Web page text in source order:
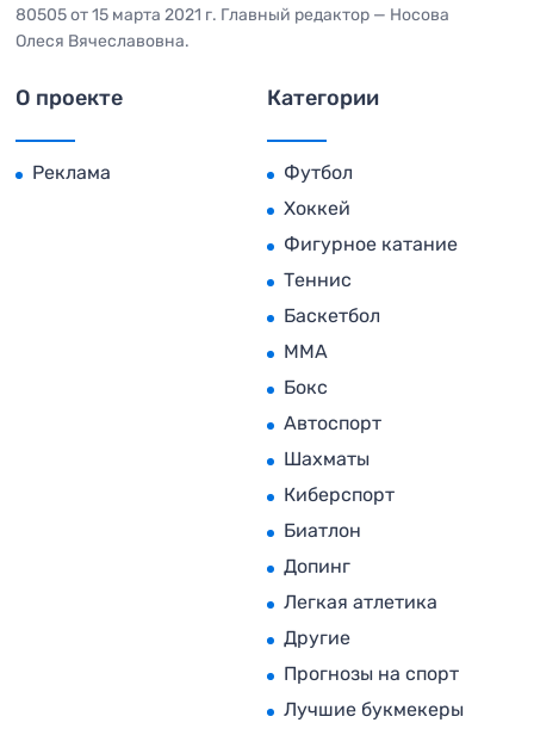
80505 от 15 марта 2021 г. Главный редактор — Носова
Олеся Вячеславовна.
О проекте
Реклама
Категории
Футбол
Хоккей
Фигурное катание
Теннис
Баскетбол
MMA
Бокс
Автоспорт
Шахматы
Киберспорт
Биатлон
Допинг
Легкая атлетика
Другие
Прогнозы на спорт
Лучшие букмекеры